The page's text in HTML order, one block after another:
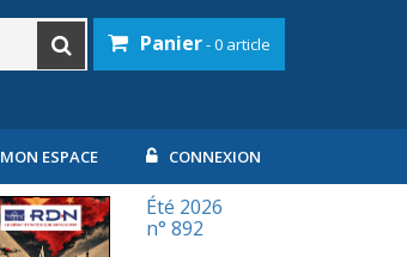
Panier- 0 article
MON ESPACE CONNEXION
Été 2026
n° 892